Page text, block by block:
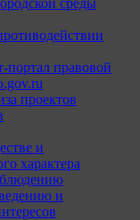
среды
правовой
проектов
и
характера
и